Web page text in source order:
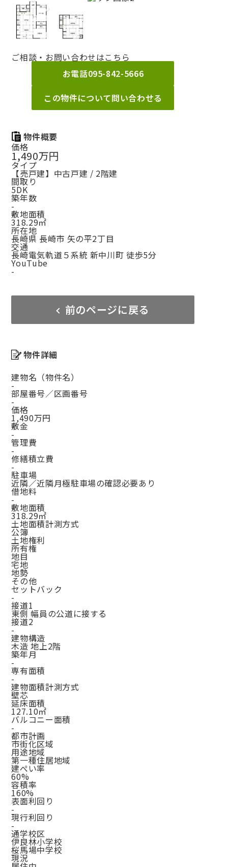
ご相談・お問い合わせはこちら
お電話095-842-5666
この物件について問い合わせる
物件概要
価格
1,490万円
タイプ
【売戸建】中古戸建 / 2階建
間取り
5DK
築年数
-
敷地面積
318.29㎡
所在地
長崎県 長崎市 矢の平2丁目
交通
長崎電気軌道５系統 新中川町 徒歩5分
YouTube
-
前のページに戻る
物件詳細
建物名（物件名）
-
部屋番号／区画番号
-
価格
1,490万円
敷金
-
管理費
-
修繕積立費
-
駐車場
近隣／近隣月極駐車場の確認必要あり
借地料
-
敷地面積
318.29㎡
土地面積計測方式
公簿
土地権利
所有権
地目
宅地
地勢
その他
セットバック
-
接道1
東側 幅員の公道に接する
接道2
-
建物構造
木造 地上2階
築年月
-
専有面積
-
建物面積計測方式
壁芯
延床面積
127.10㎡
バルコニー面積
-
都市計画
市街化区域
用途地域
第一種住居地域
建ぺい率
60%
容積率
160%
表面利回り
-
現行利回り
-
通学校区
伊良林小学校
桜馬場中学校
現況